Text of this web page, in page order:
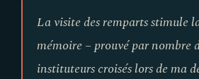
La visite des remparts stimule
mémoire – prouvé par nombre
instituteurs croisés lors de ma